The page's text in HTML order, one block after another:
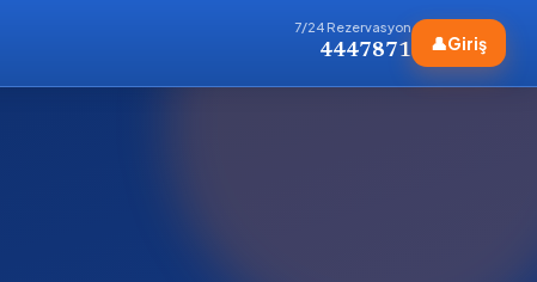
7/24 Rezervasyon
4447871 👤Giriş